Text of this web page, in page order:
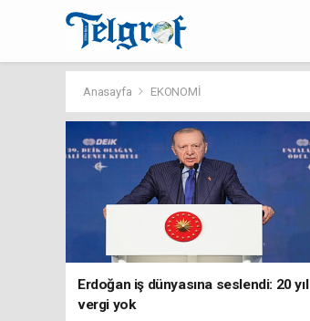
Anasayfa EKONOMİ
Erdoğan iş dünyasına seslendi: 20 yıl
vergi yok